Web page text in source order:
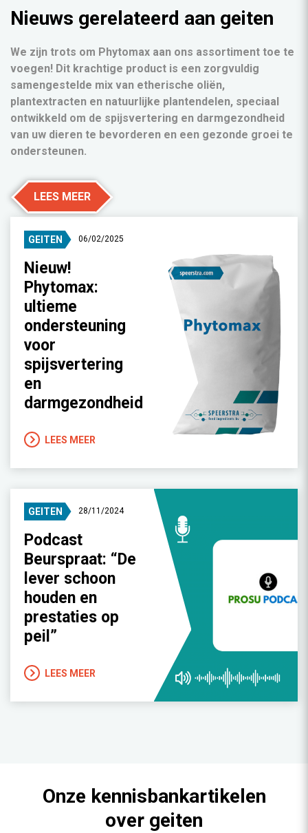
GEITEN 06/02/2025
Nieuw!
Phytomax:
ultieme
ondersteuning
voor
spijsvertering
en
darmgezondheid
LEES MEER
GEITEN 28/11/2024
Podcast
Beurspraat: “De
lever schoon
houden en
prestaties op
peil”
LEES MEER
Nieuws gerelateerd aan geiten
We zijn trots om Phytomax aan ons assortiment toe te
voegen! Dit krachtige product is een zorgvuldig
samengestelde mix van etherische oliën,
plantextracten en natuurlijke plantendelen, speciaal
ontwikkeld om de spijsvertering en darmgezondheid
van uw dieren te bevorderen en een gezonde groei te
ondersteunen.
LEES MEER
Onze kennisbankartikelen
over geiten